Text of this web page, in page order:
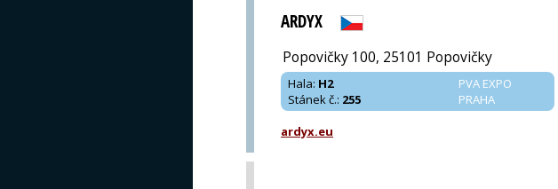
ARDYX
Popovičky 100, 25101 Popovičky
PVA EXPO
PRAHA
Hala: H2
Stánek č.: 255
ardyx.eu